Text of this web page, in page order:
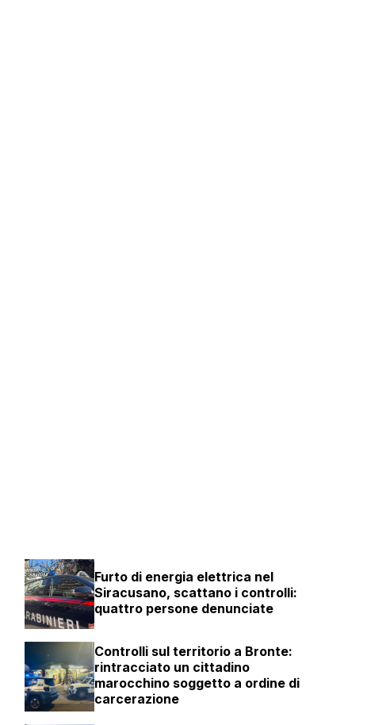
Furto di energia elettrica nel
Siracusano, scattano i controlli:
quattro persone denunciate
Controlli sul territorio a Bronte:
rintracciato un cittadino
marocchino soggetto a ordine di
carcerazione